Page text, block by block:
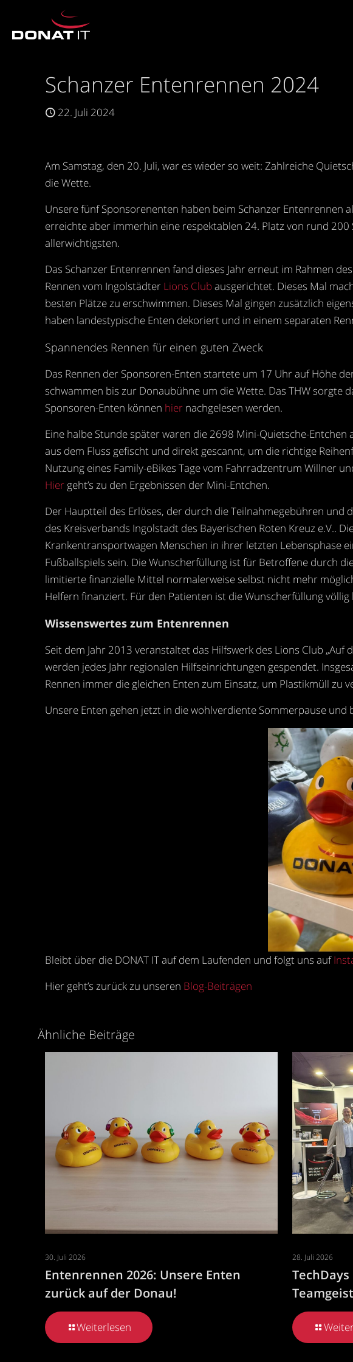
Schanzer Entenrennen 2024
22. Juli 2024
Am Samstag, den 20. Juli, war es wieder so weit: Zahlreiche
die Wette.
Unsere fünf Sponsorenenten haben beim Schanzer Entenrennen
erreichte aber immerhin eine respektablen 24. Platz von rund
allerwichtigsten.
Das Schanzer Entenrennen fand dieses Jahr erneut im Rahmen
Rennen vom Ingolstädter Lions Club ausgerichtet. Dieses Mal
besten Plätze zu erschwimmen. Dieses Mal gingen zusätzlich
haben landestypische Enten dekoriert und in einem separaten
Spannendes Rennen für einen guten Zweck
Das Rennen der Sponsoren-Enten startete um 17 Uhr auf Höhe
schwammen bis zur Donaubühne um die Wette. Das THW sorgte
Sponsoren-Enten können hier nachgelesen werden.
Eine halbe Stunde später waren die 2698 Mini-Quietsche-
aus dem Fluss gefischt und direkt gescannt, um die richtige
Nutzung eines Family-eBikes Tage vom Fahrradzentrum Willner
Hier geht’s zu den Ergebnissen der Mini-Entchen.
Der Hauptteil des Erlöses, der durch die Teilnahmegebühren und
des Kreisverbands Ingolstadt des Bayerischen Roten Kreuz e.V..
Krankentransportwagen Menschen in ihrer letzten Lebensphase
Fußballspiels sein. Die Wunscherfüllung ist für Betroffene durch
limitierte finanzielle Mittel normalerweise selbst nicht mehr
Helfern finanziert. Für den Patienten ist die Wunscherfüllung völlig
Wissenswertes zum Entenrennen
Seit dem Jahr 2013 veranstaltet das Hilfswerk des Lions Club
werden jedes Jahr regionalen Hilfseinrichtungen gespendet.
Rennen immer die gleichen Enten zum Einsatz, um Plastikmüll zu
Unsere Enten gehen jetzt in die wohlverdiente Sommerpause
Bleibt über die DONAT IT auf dem Laufenden und folgt uns auf
Hier geht’s zurück zu unseren Blog-Beiträgen
Ähnliche Beiträge
30. Juli 2026
Entenrennen 2026: Unsere Enten
zurück auf der Donau!
Weiterlesen
28. Juli 2026